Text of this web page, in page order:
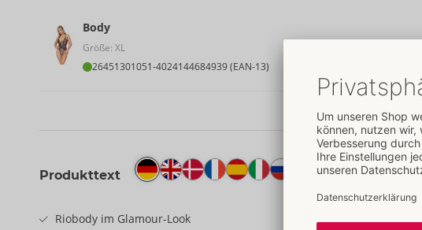
Body
Größe: XL
26451301051-4024144684939 (EAN-13)
Produkttext
Riobody im Glamour-Look